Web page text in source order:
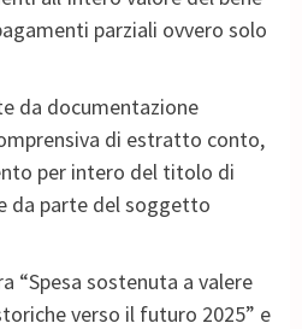
parziali ovvero solo
da documentazione
di estratto conto,
per intero del titolo di
da parte del soggetto
“Spesa sostenuta a valere
verso il futuro 2025” e